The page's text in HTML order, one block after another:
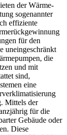
der Wärme-
sogenannter
effiziente
für den
uneingeschränkt
die
und mit
sind,
eine
Mittels der
für die
Gebäude oder
Diese